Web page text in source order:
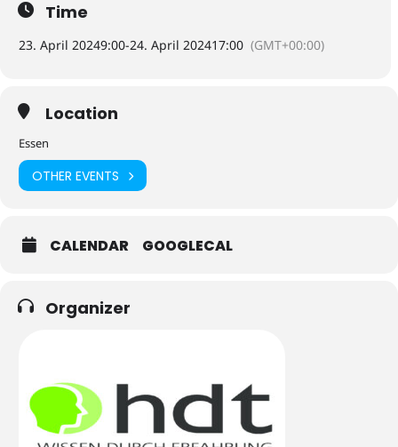
Time
23. April 20249:00-24. April 202417:00 (GMT+00:00)
Location
Essen
OTHER EVENTS
CALENDAR GOOGLECAL
Organizer